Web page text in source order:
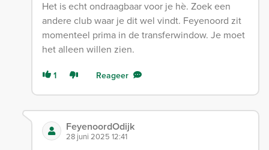
Het is echt ondraagbaar voor je hè. Zoek een
andere club waar je dit wel vindt. Feyenoord zit
momenteel prima in de transferwindow. Je moet
het alleen willen zien.
1 Reageer
FeyenoordOdijk
28 juni 2025 12:41